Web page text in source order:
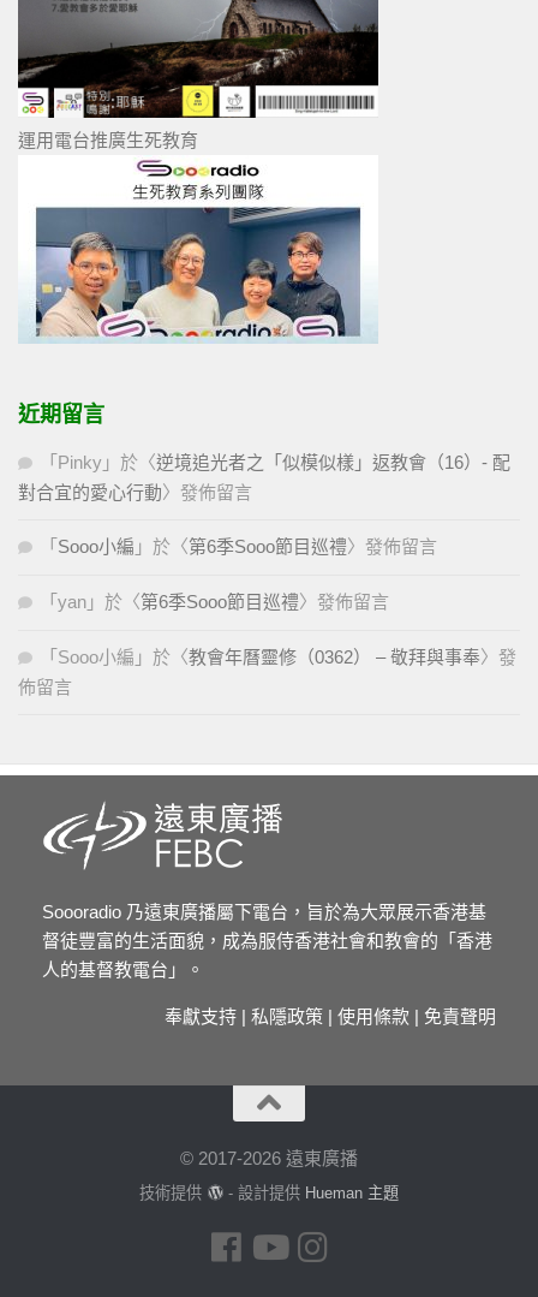
運用電台推廣生死教育
近期留言
「 Pinky 」於〈逆境追光者之「似模似樣」返教會（16）- 配
對合宜的愛心行動〉發佈留言
「 Sooo小編 」於〈第6季Sooo節目巡禮〉發佈留言
「 yan 」於〈第6季Sooo節目巡禮〉發佈留言
「 Sooo小編 」於〈教會年曆靈修（0362） – 敬拜與事奉〉發
佈留言
Soooradio 乃遠東廣播屬下電台，旨於為大眾展示香港基
督徒豐富的生活面貌，成為服侍香港社會和教會的「香港
人的基督教電台」。
奉獻支持 | 私隱政策 | 使用條款 | 免責聲明
© 2017-2026 遠東廣播
技術提供 - 設計提供 Hueman 主題